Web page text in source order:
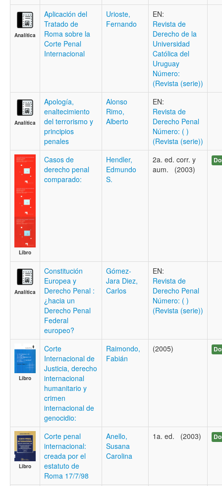
Analítica
Aplicación del
Tratado de
Roma sobre la
Corte Penal
Internacional
Urioste,
Fernando
EN:
Revista de
Derecho de la
Universidad
Católica del
Uruguay
Número:
(Revista (serie))
Analítica
Apología,
enaltecimiento
del terrorismo y
principios
penales
Alonso
Rimo,
Alberto
EN:
Revista de
Derecho Penal
Número: ( )
(Revista (serie))
Libro
Casos de
derecho penal
comparado:
Hendler,
Edmundo
S.
2a. ed. corr. y
aum. (2003)
Analítica
Constitución
Europea y
Derecho Penal :
¿hacia un
Derecho Penal
Federal
europeo?
Gómez-
Jara Diez,
Carlos
EN:
Revista de
Derecho Penal
Número: ( )
(Revista (serie))
Libro
Corte
Internacional de
Justicia, derecho
internacional
humanitario y
crimen
internacional de
genocidio:
Raimondo,
Fabián
(2005)
Libro
Corte penal
internacional:
creada por el
estatuto de
Roma 17/7/98
Anello,
Susana
Carolina
1a. ed. (2003)